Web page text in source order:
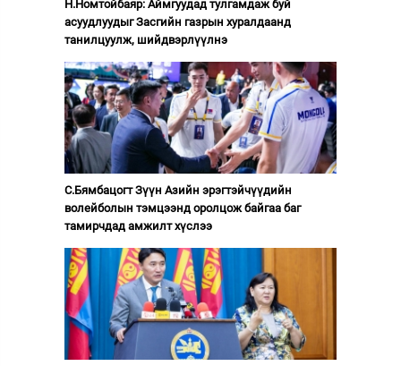
Н.Номтойбаяр: Аймгуудад тулгамдаж буй
асуудлуудыг Засгийн газрын хуралдаанд
танилцуулж, шийдвэрлүүлнэ
С.Бямбацогт Зүүн Азийн эрэгтэйчүүдийн
волейболын тэмцээнд оролцож байгаа баг
тамирчдад амжилт хүслээ